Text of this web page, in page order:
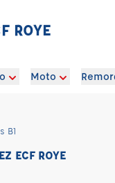
ROYE
Moto
B1
ECF ROYE